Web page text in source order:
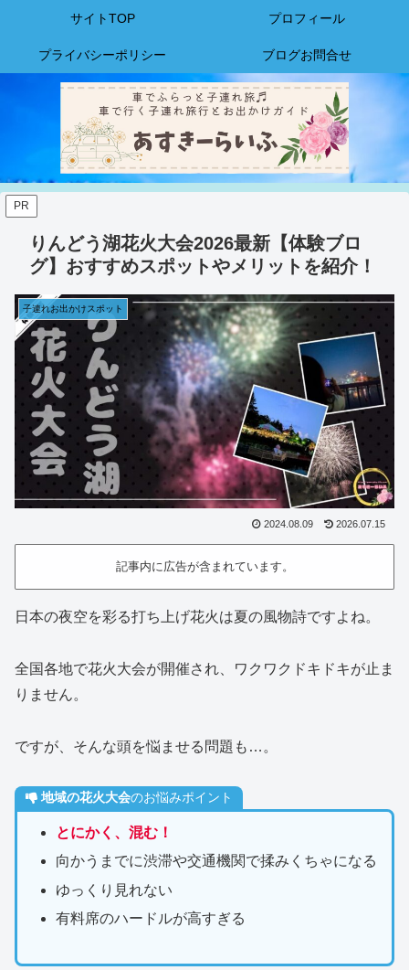
サイトTOP プロフィール
プライバシーポリシー ブログお問合せ
PR
りんどう湖花火大会2026最新【体験ブロ
グ】おすすめスポットやメリットを紹介！
子連れお出かけスポット
2024.08.09 2026.07.15
記事内に広告が含まれています。
日本の夜空を彩る打ち上げ花火は夏の風物詩ですよね。
全国各地で花火大会が開催され、ワクワクドキドキが止ま
りません。
ですが、そんな頭を悩ませる問題も…。
地域の花火大会のお悩みポイント
とにかく、混む！
向かうまでに渋滞や交通機関で揉みくちゃになる
ゆっくり見れない
有料席のハードルが高すぎる